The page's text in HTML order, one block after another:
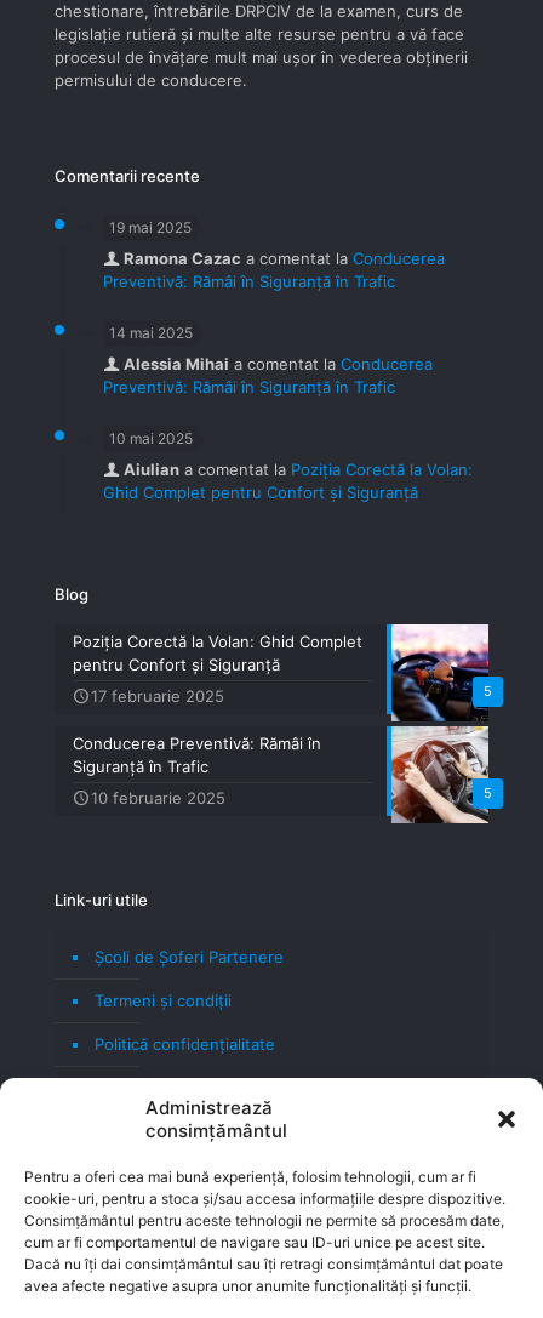
Administrează
consimțământul
Pentru a oferi cea mai bună experiență, folosim tehnologii, cum ar fi
cookie-uri, pentru a stoca și/sau accesa informațiile despre dispozitive.
Consimțământul pentru aceste tehnologii ne permite să procesăm date,
cum ar fi comportamentul de navigare sau ID-uri unice pe acest site.
Dacă nu îți dai consimțământul sau îți retragi consimțământul dat poate
avea afecte negative asupra unor anumite funcționalități și funcții.
chestionare, întrebările DRPCIV de la examen, curs de
legislaţie rutieră şi multe alte resurse pentru a vă face
procesul de învăţare mult mai uşor în vederea obţinerii
permisului de conducere.
Comentarii recente
19 mai 2025
Ramona Cazac a comentat la Conducerea
Preventivă: Rămâi în Siguranță în Trafic
14 mai 2025
Alessia Mihai a comentat la Conducerea
Preventivă: Rămâi în Siguranță în Trafic
10 mai 2025
Aiulian a comentat la Poziția Corectă la Volan:
Ghid Complet pentru Confort și Siguranță
Blog
5
Poziția Corectă la Volan: Ghid Complet
pentru Confort și Siguranță
17 februarie 2025
5
Conducerea Preventivă: Rămâi în
Siguranță în Trafic
10 februarie 2025
Link-uri utile
Școli de Șoferi Partenere
Termeni şi condiţii
Politică confidenţialitate
Contact